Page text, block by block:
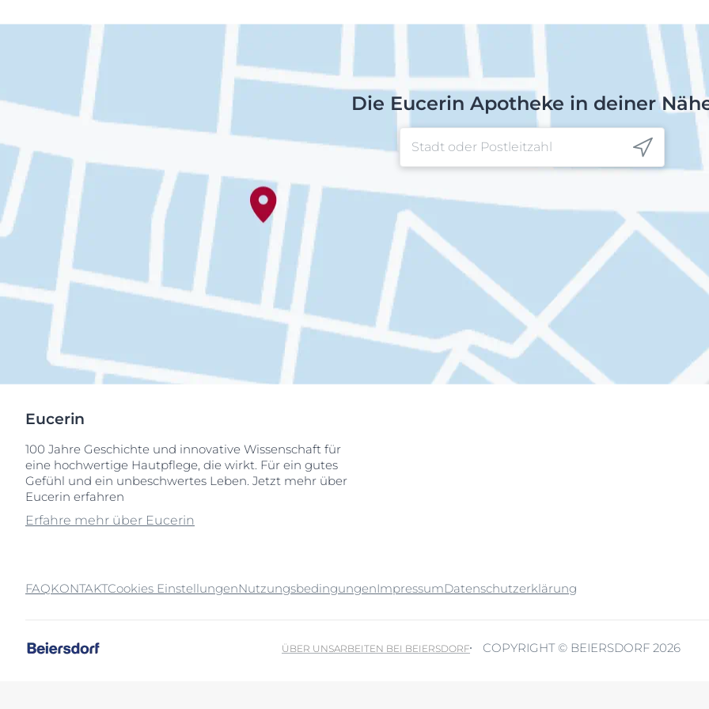
Die Eucerin Apotheke in deiner
Eucerin
100 Jahre Geschichte und innovative Wissenschaft für
eine hochwertige Hautpflege, die wirkt. Für ein gutes
Gefühl und ein unbeschwertes Leben. Jetzt mehr über
Eucerin erfahren
Erfahre mehr über Eucerin
FAQKONTAKTCookies EinstellungenNutzungsbedingungenImpressumDatenschutzerklärung
ÜBER UNSARBEITEN BEI BEIERSDORF COPYRIGHT © BEIERSDORF 2026